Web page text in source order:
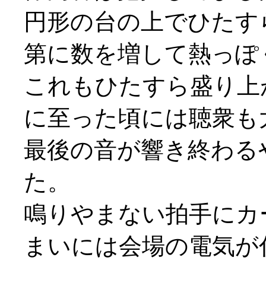
円形の台の上でひた
第に数を増して熱っ
これもひたすら盛り
に至った頃には聴衆も
最後の音が響き終わ
た。
鳴りやまない拍手に
まいには会場の電気